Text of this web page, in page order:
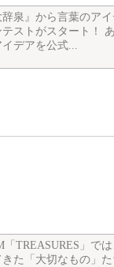
泉』から言葉のア
ストがスタート！
デアを公式...
「TREASURES」で
た「大切なもの」